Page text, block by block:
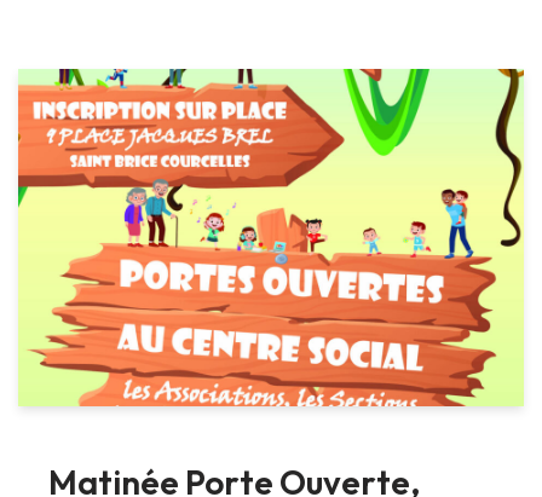
Matinée Porte Ouverte,